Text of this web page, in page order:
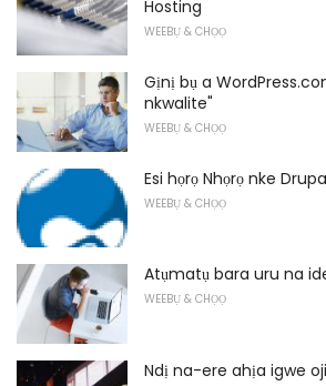
Hosting
WEEBỤ & CHỌỌ
Gịnị bụ a
nkwalite"
WEEBỤ & CHỌỌ
Esi họrọ Nhọrọ nke
WEEBỤ & CHỌỌ
Atụmatụ bara uru na
WEEBỤ & CHỌỌ
Ndị na-ere ahịa igwe